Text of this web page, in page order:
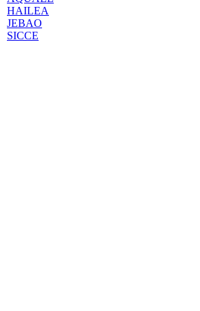
HAILEA
JEBAO
SICCE